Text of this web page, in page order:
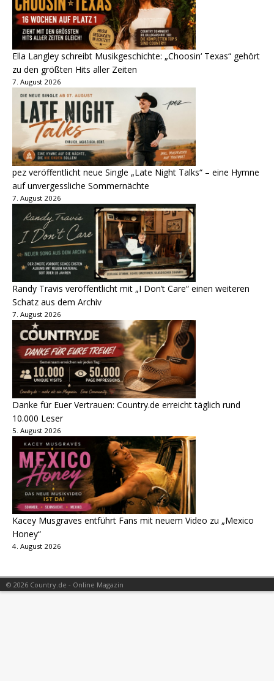
Ella Langley schreibt Musikgeschichte: „Choosin‘ Texas“ gehört
zu den größten Hits aller Zeiten
7. August 2026
pez veröffentlicht neue Single „Late Night Talks“ – eine Hymne
auf unvergessliche Sommernächte
7. August 2026
Randy Travis veröffentlicht mit „I Don’t Care“ einen weiteren
Schatz aus dem Archiv
7. August 2026
Danke für Euer Vertrauen: Country.de erreicht täglich rund
10.000 Leser
5. August 2026
Kacey Musgraves entführt Fans mit neuem Video zu „Mexico
Honey“
4. August 2026
© 2026 Country.de - Online Magazin